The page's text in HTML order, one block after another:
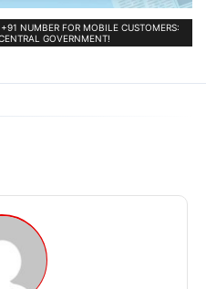
NUMBER FOR MOBILE CUSTOMERS:
GOVERNMENT!